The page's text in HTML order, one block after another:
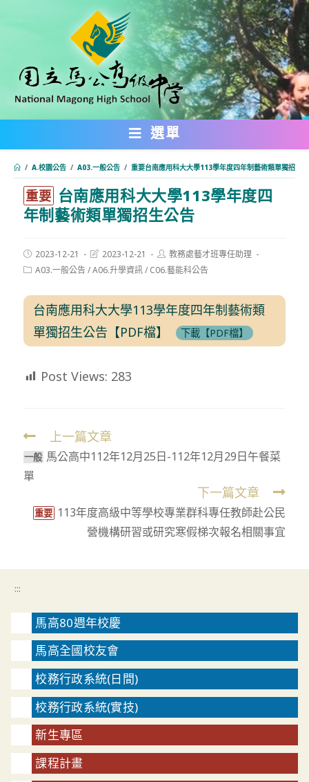
內
選單
/ A.校園公告 / A03.一般公告 / 重要台南應用科大大學113學年度四年制藝術類單獨招生
重要 台南應用科大大學113學年度四
年制藝術類單獨招生公告
Post
published:
2023-12-21
Post
modified:
2023-12-21
Post
author:
教務處藝才班專任助理
PostA03.一般公告/A06.升學資訊/ C06.藝能科公告
台南應用科大大學113學年度四年制藝術類
單獨招生公告【PDF檔】
下載【PDF檔】
Post Views: 283
Read
more
articles
上一篇文章
⼀般 馬公高中112年12月25日-112年12月29日午餐菜
單
下一篇文章
重要 113年度高級中等學校專業群科專任教師赴公民
營機構研習或研究寒假梯次報名相關事宜
:::
馬高80週年校慶
馬高全國校友會
校務行政系統(日間)
校務行政系統(實技)
新生專區
課程計畫